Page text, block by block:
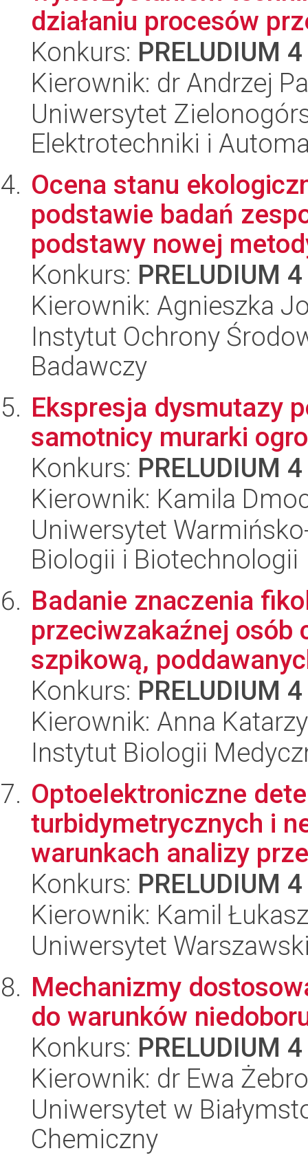
działaniu procesów
Konkurs: PRELUDIUM 4
Kierownik: dr Andrzej
Uniwersytet
Elektrotechniki i
Ocena stanu
podstawie badań
podstawy nowej
Konkurs: PRELUDIUM 4
Kierownik: Agnieszka
Instytut Ochrony
Badawczy
Ekspresja dysmutazy
samotnicy murarki
Konkurs: PRELUDIUM 4
Kierownik: Kamila
Uniwersytet
Biologii i Biotechnologii
Badanie znaczenia
przeciwzakaźnej osób
szpikową,
Konkurs: PRELUDIUM 4
Kierownik: Anna
Instytut Biologii
Optoelektroniczne
turbidymetrycznych i
warunkach analizy
Konkurs: PRELUDIUM 4
Kierownik: Kamil
Uniwersytet
Mechanizmy
do warunków
Konkurs: PRELUDIUM 4
Kierownik: dr Ewa
Uniwersytet w
Chemiczny